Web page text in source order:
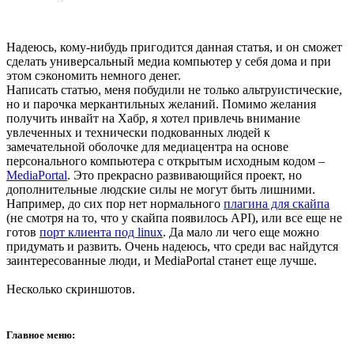
Надеюсь, кому-нибудь пригодится данная статья, и он сможет
сделать универсальный медиа компьютер у себя дома и при
этом сэкономить немного денег.
Написать статью, меня побудили не только альтруистические,
но и парочка меркантильных желаний. Помимо желания
получить инвайт на Хабр, я хотел привлечь внимание
увлеченных и технически подкованных людей к
замечательной оболочке для медиацентра на основе
персонального компьютера с открытым исходным кодом –
MediaPortal. Это прекрасно развивающийся проект, но
дополнительные людские силы не могут быть лишними.
Например, до сих пор нет нормального плагина для скайпа
(не смотря на то, что у скайпа появилось API), или все еще не
готов порт клиента под linux. Да мало ли чего еще можно
придумать и развить. Очень надеюсь, что среди вас найдутся
заинтересованные люди, и MediaPortal станет еще лучше.
Несколько скриншотов.
Главное меню: